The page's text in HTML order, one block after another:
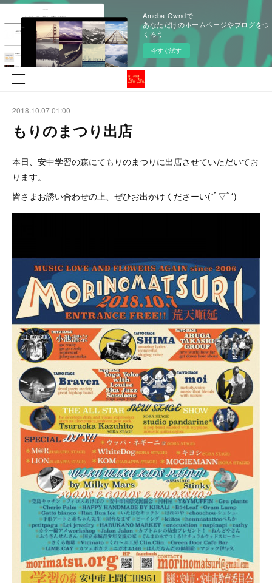
Ameba Owndで
あなただけのホームページやブログをつ
くろう
今すぐ試す
2018.10.07 01:00
もりのまつり出店
本日、安中学習の森にてもりのまつりに出店させていただいてお
ります。
皆さまお誘い合わせの上、ぜひお出かけくださーい(*ﾟ▽ﾟ*)